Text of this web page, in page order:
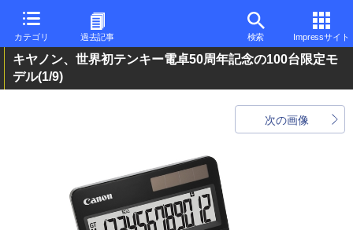
カテゴリ 過去記事 検索 Impressサイト
キヤノン、世界初テンキー電卓50周年記念の100台限定モ
デル(1/9)
次の画像